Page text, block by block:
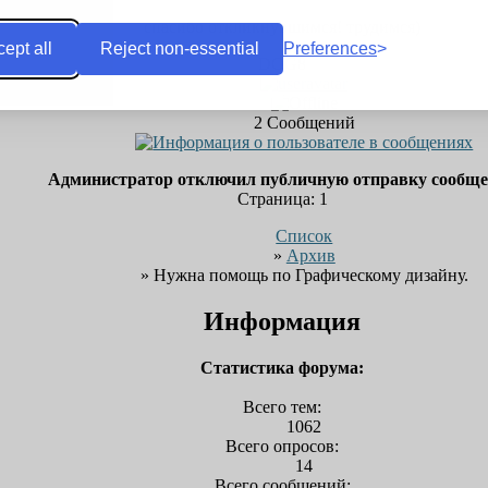
all Reject non-essential Preferences
спасибо откликнувшимся! трудимся)
2Сообщений
Администратор отключил публичную отправку
Страница: 1
Список
» Архив
» Нужна помощь по Графическому дизайну.
Информация
Статистика форума:
Всего тем:
1062
Всего опросов:
14